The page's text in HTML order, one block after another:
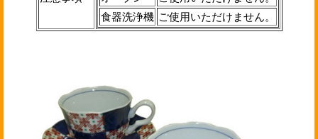
食器洗浄機 ご使用いただけません。